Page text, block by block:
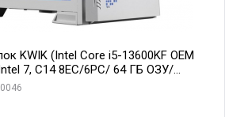
KWIK (Intel Core i5-13600KF OEM
7, C14 8EC/6PC/ 64 ГБ ОЗУ/
GAMING OC 8GB GDDR7 128bit